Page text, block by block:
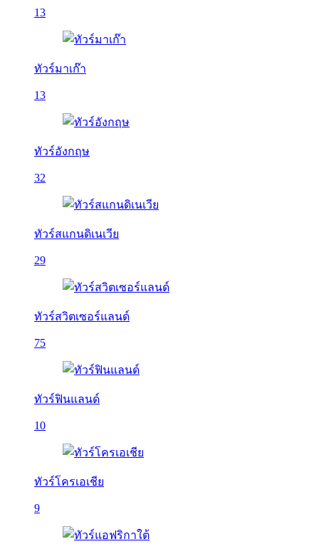
13
ทัวร์มาเก๊า
13
ทัวร์อังกฤษ
32
ทัวร์สแกนดิเนเวีย
29
ทัวร์สวิตเซอร์แลนด์
75
ทัวร์ฟินแลนด์
10
ทัวร์โครเอเชีย
9